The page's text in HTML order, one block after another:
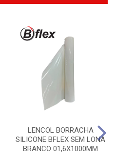
LENCOL BORRACHA
SILICONE BFLEX SEM LONA
BRANCO 01,6X1000MM